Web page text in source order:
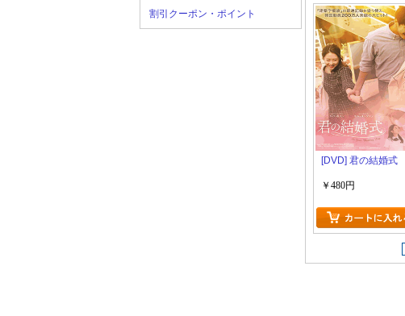
割引クーポン・ポイント
[DVD] 君の結婚式
￥480円